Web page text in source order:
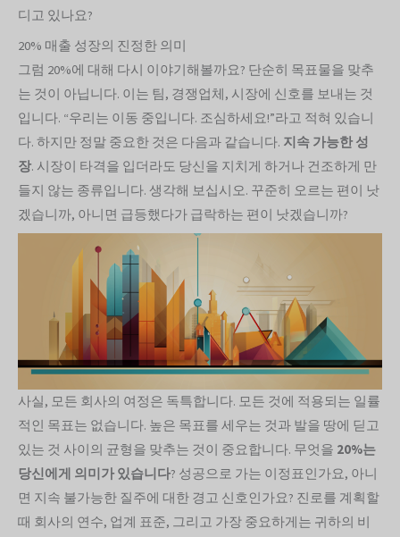
디고 있나요?
20% 매출 성장의 진정한 의미
그럼 20%에 대해 다시 이야기해볼까요? 단순히 목표물을 맞추
는 것이 아닙니다. 이는 팀, 경쟁업체, 시장에 신호를 보내는 것
입니다. “우리는 이동 중입니다. 조심하세요!”라고 적혀 있습니
다. 하지만 정말 중요한 것은 다음과 같습니다. 지속 가능한 성
장. 시장이 타격을 입더라도 당신을 지치게 하거나 건조하게 만
들지 않는 종류입니다. 생각해 보십시오. 꾸준히 오르는 편이 낫
겠습니까, 아니면 급등했다가 급락하는 편이 낫겠습니까?
사실, 모든 회사의 여정은 독특합니다. 모든 것에 적용되는 일률
적인 목표는 없습니다. 높은 목표를 세우는 것과 발을 땅에 딛고
있는 것 사이의 균형을 맞추는 것이 중요합니다. 무엇을 20%는
당신에게 의미가 있습니다? 성공으로 가는 이정표인가요, 아니
면 지속 불가능한 질주에 대한 경고 신호인가요? 진로를 계획할
때 회사의 연수, 업계 표준, 그리고 가장 중요하게는 귀하의 비